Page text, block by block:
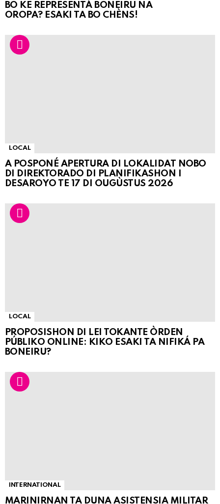
BO KE REPRESENTÁ BONEIRU NA
OROPA? ESAKI TA BO CHÈNS!
LOCAL
A POSPONÉ APERTURA DI LOKALIDAT NOBO
DI DIREKTORADO DI PLANIFIKASHON I
DESAROYO TE 17 DI OUGÙSTUS 2026
LOCAL
PROPOSISHON DI LEI TOKANTE ÒRDEN
PÚBLIKO ONLINE: KIKO ESAKI TA NIFIKÁ PA
BONEIRU?
INTERNATIONAL
MARINIRNAN TA DUNA ASISTENSIA MILITAR